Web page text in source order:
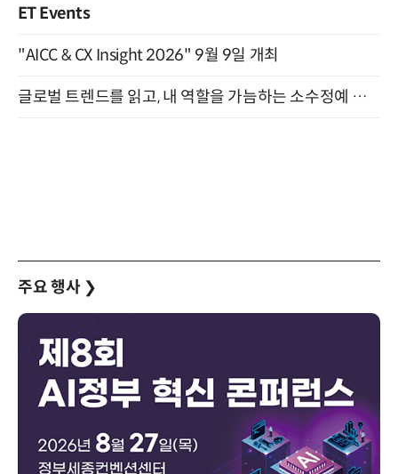
ET Events
"AICC & CX Insight 2026" 9월 9일 개최
글로벌 트렌드를 읽고, 내 역할을 가늠하는 소수정예 실습 워크숍 (8/28)
주요 행사 ❯